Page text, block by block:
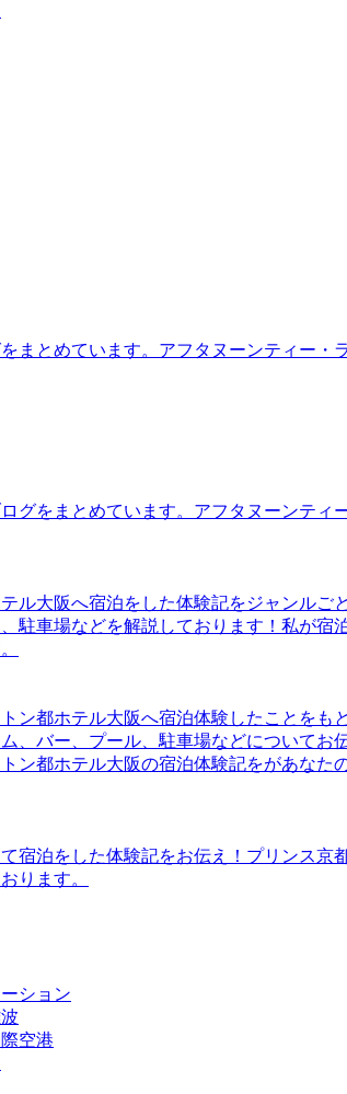
まとめています。アフタヌーンティー・
グをまとめています。アフタヌーンティ
ル大阪へ宿泊をした体験記をジャンル
駐車場などを解説しております！私が
ン都ホテル大阪へ宿泊体験したことを
、バー、プール、駐車場などについて
ン都ホテル大阪の宿泊体験記をがあなた
宿泊をした体験記をお伝え！プリンス京
ります。
ション
空港